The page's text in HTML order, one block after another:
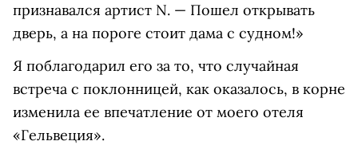
признавался артист N. — Пошел открывать
дверь, а на пороге стоит дама с судном!»
Я поблагодарил его за то, что случайная
встреча с поклонницей, как оказалось, в корне
изменила ее впечатление от моего отеля
«Гельвеция».